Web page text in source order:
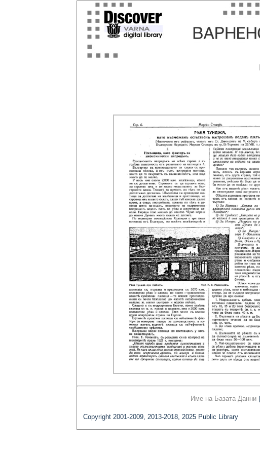
Име на Базата Данни
Copyright 2001-2009, 2013-2018, 2025 Public Library